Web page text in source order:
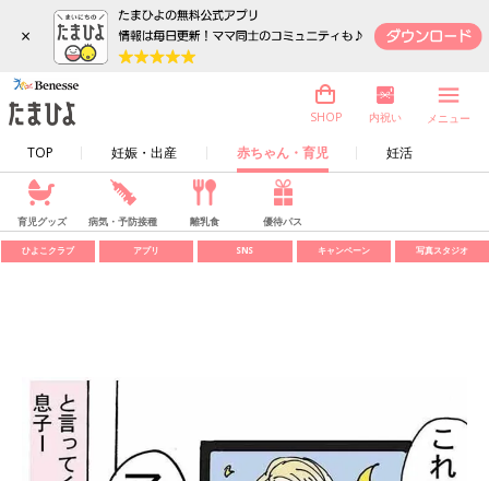
×
TOP 妊娠・出産 赤ちゃん・育児 妊活
SHOP 内祝い メニュー
育児グッズ 病気・予防接種 離乳食 優待パス
ひよこクラブ アプリ SNS キャンペーン 写真スタジオ